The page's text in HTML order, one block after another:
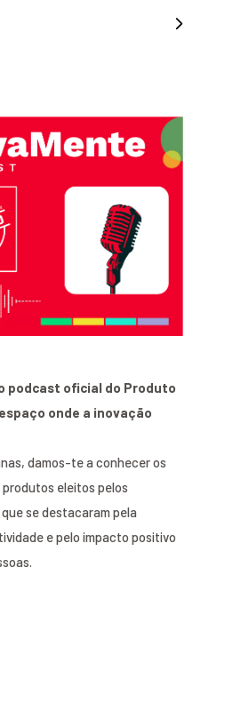
podcast oficial do Produto
onde a inovação
damos-te a conhecer os
eleitos pelos
se destacaram pela
e pelo impacto positivo